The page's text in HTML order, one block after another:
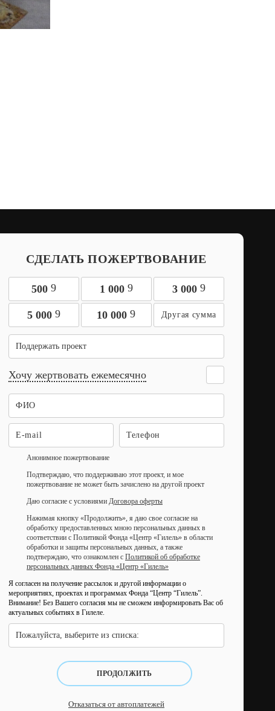
СДЕЛАТЬ ПОЖЕРТВОВАНИЕ
500 9 1 000 9 3 000 9
5 000 9 10 0009
Поддержать проект
Хочу жертвовать ежемесячно
Анонимное пожертвование
Подтверждаю, что поддерживаю этот проект, и мое
пожертвование не может быть зачислено на другой проект
Даю согласие с условиями Договора оферты
Нажимая кнопку «Продолжить», я даю свое согласие на
обработку предоставленных мною персональных данных в
соответствии с Политикой Фонда «Центр «Гилель» в области
обработки и защиты персональных данных, а также
подтверждаю, что ознакомлен с Политикой об обработке
персональных данных Фонда «Центр «Гилель»
Я согласен на получение рассылок и другой информации о
мероприятиях, проектах и программах Фонда “Центр “Гилель”.
Внимание! Без Вашего согласия мы не сможем информировать Вас об
актуальных событиях в Гилеле.
Пожалуйста, выберите из списка:
ПРОДОЛЖИТЬ
Отказаться от автоплатежей